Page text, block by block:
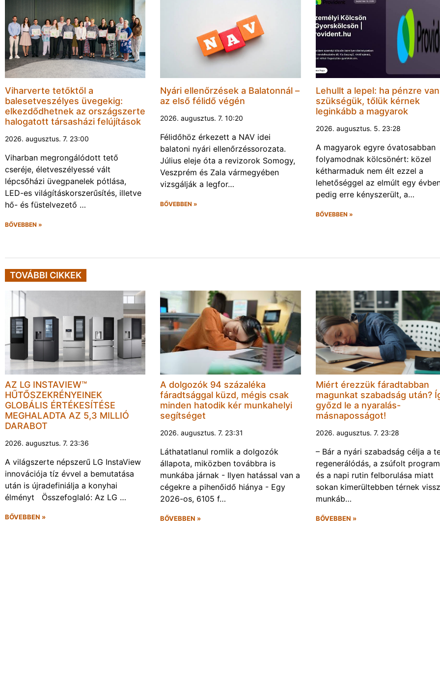
Viharverte tetőktől a
balesetveszélyes üvegekig:
elkezdődhetnek az országszerte
halogatott társasházi felújítások
2026. augusztus. 7. 23:00
Viharban megrongálódott tető
cseréje, életveszélyessé vált
lépcsőházi üvegpanelek pótlása,
LED-es világításkorszerűsítés, illetve
hő- és füstelvezető …
BŐVEBBEN »
Nyári ellenőrzések a Balatonnál –
az első félidő végén
2026. augusztus. 7. 10:20
Félidőhöz érkezett a NAV idei
balatoni nyári ellenőrzéssorozata.
Július eleje óta a revizorok Somogy,
Veszprém és Zala vármegyében
vizsgálják a legfor…
BŐVEBBEN »
Lehullt a lepel: ha pénzre van
szükségük, tőlük kérnek
leginkább a magyarok
2026. augusztus. 5. 23:28
A magyarok egyre óvatosabban
folyamodnak kölcsönért: közel
kétharmaduk nem élt ezzel a
lehetőséggel az elmúlt egy
pedig erre kényszerült, a…
BŐVEBBEN »
TOVÁBBI CIKKEK
AZ LG INSTAVIEW™
HŰTŐSZEKRÉNYEINEK
GLOBÁLIS ÉRTÉKESÍTÉSE
MEGHALADTA AZ 5,3 MILLIÓ
DARABOT
2026. augusztus. 7. 23:36
A világszerte népszerű LG InstaView
innovációja tíz évvel a bemutatása
után is újradefiniálja a konyhai
élményt Összefoglaló: Az LG …
BŐVEBBEN »
A dolgozók 94 százaléka
fáradtsággal küzd, mégis csak
minden hatodik kér munkahelyi
segítséget
2026. augusztus. 7. 23:31
Láthatatlanul romlik a dolgozók
állapota, miközben továbbra is
munkába járnak - Ilyen hatással van a
cégekre a pihenőidő hiánya - Egy
2026-os, 6105 f…
BŐVEBBEN »
Miért érezzük fáradtabban
magunkat szabadság után?
győzd le a nyaralás-
másnaposságot!
2026. augusztus. 7. 23:28
– Bár a nyári szabadság célja a
regenerálódás, a zsúfolt
és a napi rutin felborulása miatt
sokan kimerültebben térnek
munkáb…
BŐVEBBEN »